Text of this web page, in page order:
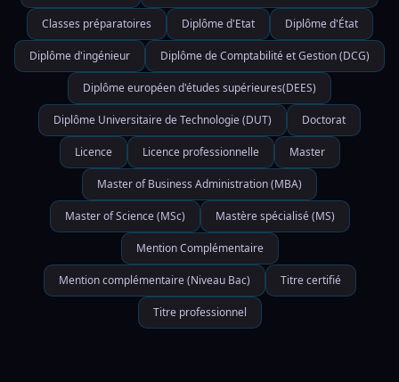
Classes préparatoires Diplôme d'Etat Diplôme d'État
Diplôme d'ingénieur Diplôme de Comptabilité et Gestion (DCG)
Diplôme européen d'études supérieures(DEES)
Diplôme Universitaire de Technologie (DUT) Doctorat
Licence Licence professionnelle Master
Master of Business Administration (MBA)
Master of Science (MSc) Mastère spécialisé (MS)
Mention Complémentaire
Mention complémentaire (Niveau Bac) Titre certifié
Titre professionnel